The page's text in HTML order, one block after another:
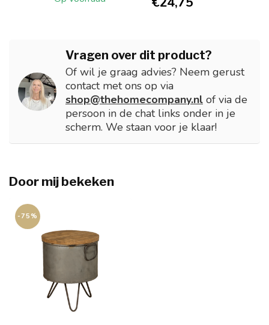
Vragen over dit product?
Of wil je graag advies? Neem gerust
contact met ons op via
shop@thehomecompany.nl of via de
persoon in de chat links onder in je
scherm. We staan voor je klaar!
Door mij bekeken
-75%